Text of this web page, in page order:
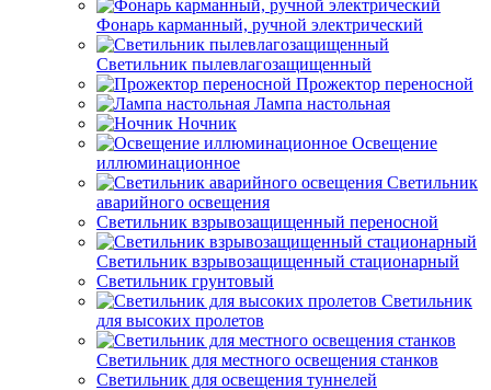
Фонарь карманный, ручной электрический
Светильник пылевлагозащищенный
Прожектор переносной
Лампа настольная
Ночник
Освещение
иллюминационное
Светильник
аварийного освещения
Светильник взрывозащищенный переносной
Светильник взрывозащищенный стационарный
Светильник грунтовый
Светильник
для высоких пролетов
Светильник для местного освещения станков
Светильник для освещения туннелей